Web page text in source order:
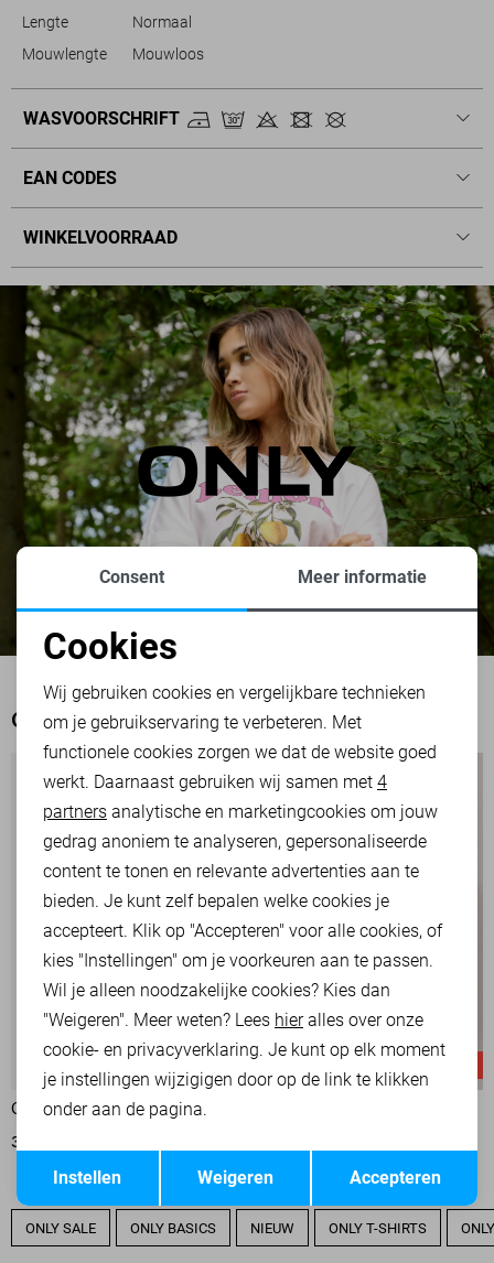
Lengte
Normaal
Mouwlengte
Mouwloos
WASVOORSCHRIFT
EAN CODES
WINKELVOORRAAD
OOK HET BEKIJKEN WAARD
ONLY GILET
32,00
ONLY SALE ONLY BASICS NIEUW ONLY T-SHIRTS
Noodzakelijke cookies
Personalisatie cookies
Analytische cookies
Marketing cookies
Terug Opslaan
Consent Meer informatie
Cookies
Wij gebruiken cookies en vergelijkbare technieken
om je gebruikservaring te verbeteren. Met
functionele cookies zorgen we dat de website goed
werkt. Daarnaast gebruiken wij samen met 4
partners analytische en marketingcookies om jouw
gedrag anoniem te analyseren, gepersonaliseerde
content te tonen en relevante advertenties aan te
bieden. Je kunt zelf bepalen welke cookies je
accepteert. Klik op "Accepteren" voor alle cookies, of
kies "Instellingen" om je voorkeuren aan te passen.
Wil je alleen noodzakelijke cookies? Kies dan
"Weigeren". Meer weten? Lees hieralles over onze
cookie- en privacyverklaring. Je kunt op elk moment
je instellingen wijzigigen door op de link te klikken
onder aan de pagina.
Accepteren
Weigeren
Instellen